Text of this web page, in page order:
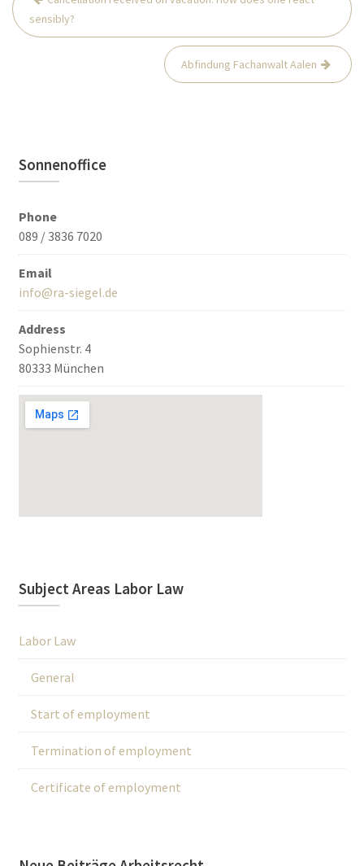
navigation
sensibly?
Abfindung Fachanwalt Aalen
Sonnenoffice
Phone
089 / 3836 7020
Email
info@ra-siegel.de
Address
Sophienstr. 4
80333 München
Subject Areas Labor Law
Labor Law
General
Start of employment
Termination of employment
Certificate of employment